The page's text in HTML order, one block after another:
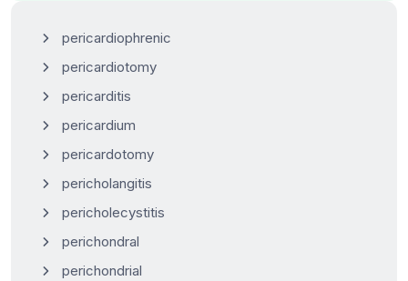
pericardiophrenic
pericardiotomy
pericarditis
pericardium
pericardotomy
pericholangitis
pericholecystitis
perichondral
perichondrial